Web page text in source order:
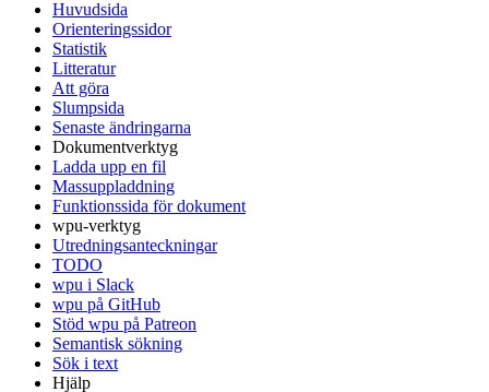
Huvudsida
Orienteringssidor
Statistik
Litteratur
Att göra
Slumpsida
Senaste ändringarna
Dokumentverktyg
Ladda upp en fil
Massuppladdning
Funktionssida för dokument
wpu-verktyg
Utredningsanteckningar
TODO
wpu i Slack
wpu på GitHub
Stöd wpu på Patreon
Semantisk sökning
Sök i text
Hjälp